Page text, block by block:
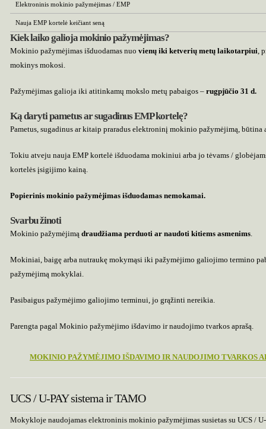
Elektroninis mokinio pažymėjimas / EMP
Nauja EMP kortelė keičiant seną
Kiek laiko galioja mokinio pažymėjimas?
Mokinio pažymėjimas išduodamas nuo vienų iki ketverių metų laikotarpiui,
mokinys mokosi.
Pažymėjimas galioja iki atitinkamų mokslo metų pabaigos – rugpjūčio 31 d.
Ką daryti pametus ar sugadinus EMP kortelę?
Pametus, sugadinus ar kitaip praradus elektroninį mokinio pažymėjimą,
Tokiu atveju nauja EMP kortelė išduodama mokiniui arba jo tėvams /
kortelės įsigijimo kainą.
Popierinis mokinio pažymėjimas išduodamas nemokamai.
Svarbu žinoti
Mokinio pažymėjimą draudžiama perduoti ar naudoti kitiems asmenims.
Mokiniai, baigę arba nutraukę mokymąsi iki pažymėjimo galiojimo termino
pažymėjimą mokyklai.
Pasibaigus pažymėjimo galiojimo terminui, jo grąžinti nereikia.
Parengta pagal Mokinio pažymėjimo išdavimo ir naudojimo tvarkos aprašą.
MOKINIO PAŽYMĖJIMO IŠDAVIMO IR NAUDOJIMO TVARKOS
UCS / U-PAY sistema ir TAMO
Mokykloje naudojamas elektroninis mokinio pažymėjimas susietas su UCS /